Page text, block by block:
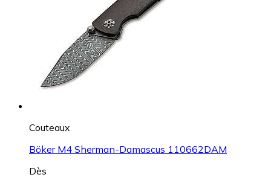
Couteaux
Böker M4 Sherman-Damascus 110662DAM
Dès